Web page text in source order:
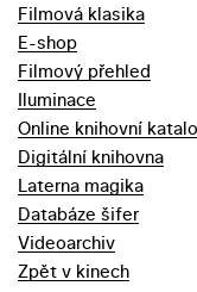
Filmová klasika
E-shop
Filmový přehled
Iluminace
Online knihovní
Digitální knihovna
Laterna magika
Databáze šifer
Videoarchiv
Zpět v kinech